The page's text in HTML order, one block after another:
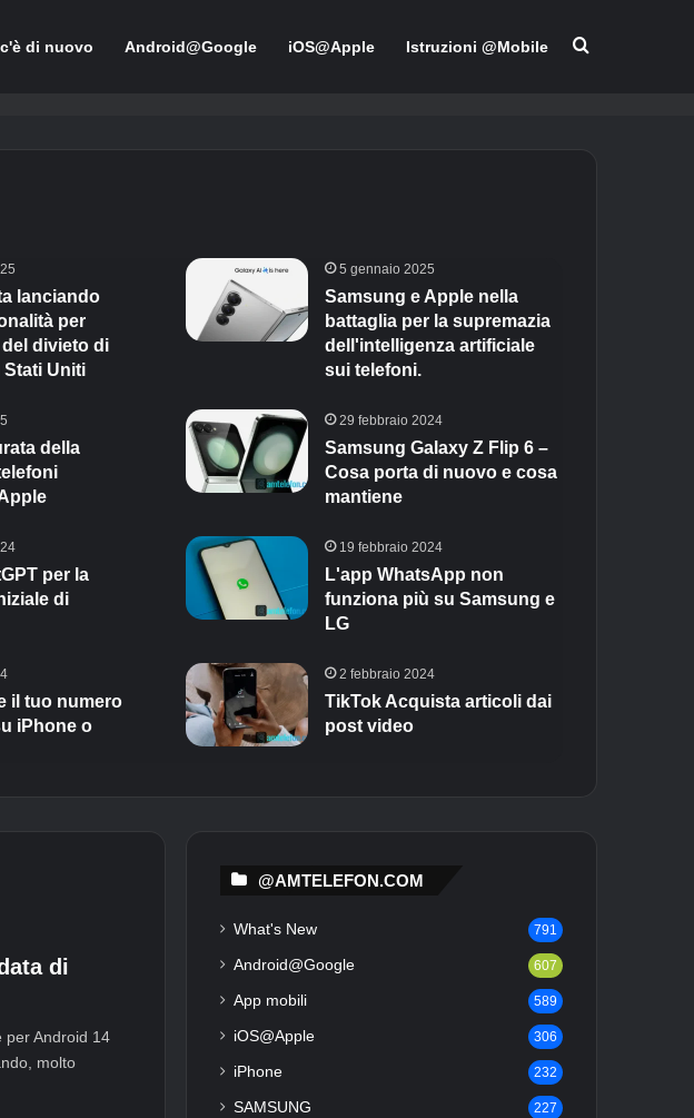
di nuovo Android@Google iOS@Apple Istruzioni @Mobile
lanciando
per
del divieto di
Stati Uniti
5 gennaio 2025
Samsung e Apple nella
battaglia per la supremazia
dell'intelligenza artificiale
sui telefoni.
della
29 febbraio 2024
Samsung Galaxy Z Flip 6 –
Cosa porta di nuovo e cosa
mantiene
per la
di
19 febbraio 2024
L'app WhatsApp non
funziona più su Samsung e
LG
il tuo numero
iPhone o
2 febbraio 2024
TikTok Acquista articoli dai
post video
di
per Android 14
molto
@AMTELEFON.COM
What's New 791
Android@Google 607
App mobili 589
iOS@Apple 306
iPhone 232
SAMSUNG 227